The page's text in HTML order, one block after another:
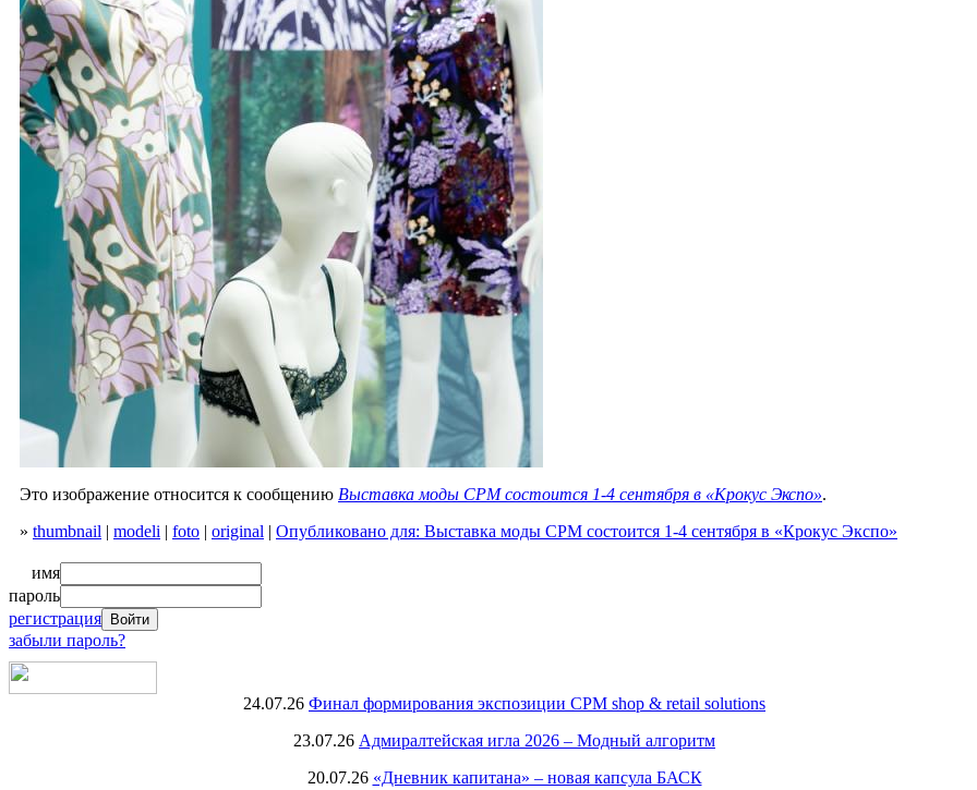
Это изображение относится к сообщению Выставка моды CPM состоится 1-4 сентября в «Крокус Экспо».
» thumbnail | modeli | foto | original | Опубликовано для: Выставка моды CPM состоится 1-4 сентября в «Крокус Экспо»
имя
пароль
регистрация
забыли пароль?
24.07.26 Финал формирования экспозиции CPM shop & retail solutions
23.07.26 Адмиралтейская игла 2026 – Модный алгоритм
20.07.26 «Дневник капитана» – новая капсула БАСК